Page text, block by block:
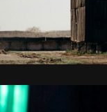
MY MIDDLE NAME